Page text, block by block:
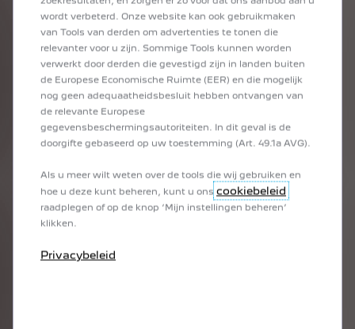
ONZE VOERTUIGEN OP VOORRAAD
Raadpleeg onze online voorraad in één klik en profiteer van
exclusieve aanbiedingen op een groot aantal voertuigen die
onmiddellijk beschikbaar zijn.
ONTDEK ONZE VOORRAAD
PEUGEOT PRIVATE
LEASE
wordt verbeterd. Onze website kan ook gebruikmaken
van Tools van derden om advertenties te tonen die
relevanter voor u zijn. Sommige Tools kunnen worden
verwerkt door derden die gevestigd zijn in landen buiten
de Europese Economische Ruimte (EER) en die mogelijk
nog geen adequaatheidsbesluit hebben ontvangen van
de relevante Europese
gegevensbeschermingsautoriteiten. In dit geval is de
doorgifte gebaseerd op uw toestemming (Art. 49.1a AVG).
Als u meer wilt weten over de tools die wij gebruiken en
hoe u deze kunt beheren, kunt u ons cookiebeleid
raadplegen of op de knop ‘Mijn instellingen beheren’
klikken.
Privacybeleid